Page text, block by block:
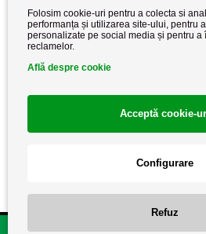
Politica de cookie
Folosim cookie-uri pentru a colecta si
performanța și utilizarea site-ului, pentru
personalizate pe social media și pentru a
reclamelor.
Află despre cookie
Acceptă cookie-
Configurare
Refuz